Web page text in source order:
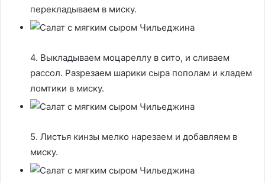
перекладываем в миску.
4. Выкладываем моцареллу в сито, и сливаем
рассол. Разрезаем шарики сыра пополам и кладем
ломтики в миску.
5. Листья кинзы мелко нарезаем и добавляем в
миску.